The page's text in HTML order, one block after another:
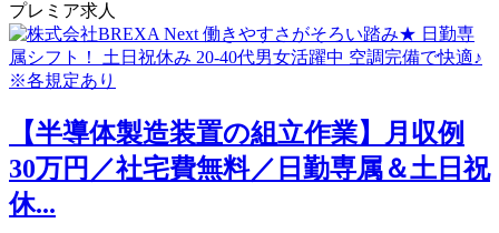
プレミア求人
【半導体製造装置の組立作業】月収例
30万円／社宅費無料／日勤専属＆土日祝
休...